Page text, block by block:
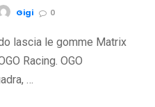
Gigi 0
lascia le gomme Matrix
Racing. OGO
…